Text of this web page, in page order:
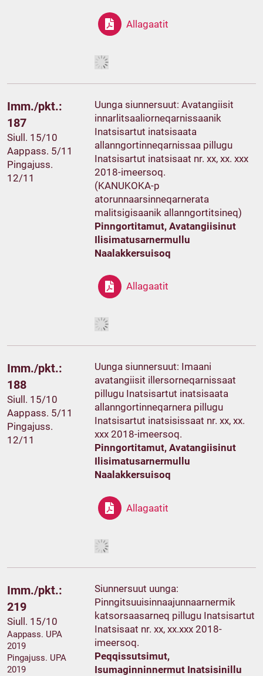
Allagaatit
Imm./pkt.:
187
Siull. 15/10
Aappass. 5/11
Pingajuss.
12/11
Uunga siunnersuut: Avatangiisit
innarlitsaaliorneqarnissaanik
Inatsisartut inatsisaata
allanngortinneqarnissaa pillugu
Inatsisartut inatsisaat nr. xx, xx. xxx
2018-imeersoq.
(KANUKOKA-p
atorunnaarsinneqarnerata
malitsigisaanik allanngortitsineq)
Pinngortitamut, Avatangiisinut
Ilisimatusarnermullu
Naalakkersuisoq
Allagaatit
Imm./pkt.:
188
Siull. 15/10
Aappass. 5/11
Pingajuss.
12/11
Uunga siunnersuut: Imaani
avatangiisit illersorneqarnissaat
pillugu Inatsisartut inatsisaata
allanngortinneqarnera pillugu
Inatsisartut inatsisissaat nr. xx, xx.
xxx 2018-imeersoq.
Pinngortitamut, Avatangiisinut
Ilisimatusarnermullu
Naalakkersuisoq
Allagaatit
Imm./pkt.:
219
Siull. 15/10
Aappass. UPA
2019
Pingajuss. UPA
2019
Siunnersuut uunga:
Pinngitsuuisinnaajunnaarnermik
katsorsaasarneq pillugu Inatsisartut
Inatsisaat nr. xx, xx.xxx 2018-
imeersoq.
Peqqissutsimut,
Isumaginninnermut Inatsisinillu